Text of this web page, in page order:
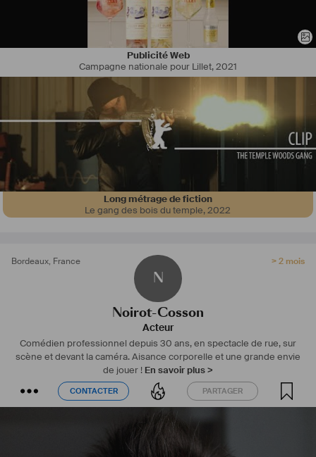
Publicité Web
Campagne nationale pour Lillet,2021
Long métrage de fiction
Le gang des bois du temple,2022
Bordeaux, France
N
> 2 mois
Noirot-Cosson
Acteur
Comédien professionnel depuis 30 ans, en spectacle de rue, sur
scène et devant la caméra. Aisance corporelle et une grande envie
de jouer ! En savoir plus >
CONTACTER PARTAGER
CONTACTER PARTAGER